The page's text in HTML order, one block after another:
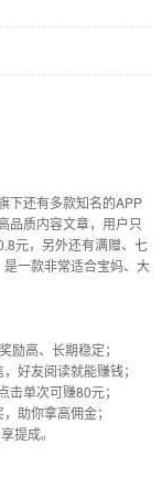
下还有多款知名的APP
品质内容文章，用户只
元，另外还有满赠、七
一款非常适合宝妈、大
励高、长期稳定；
好友阅读就能赚钱；
单次可赚80元；
助你拿高佣金；
提成。